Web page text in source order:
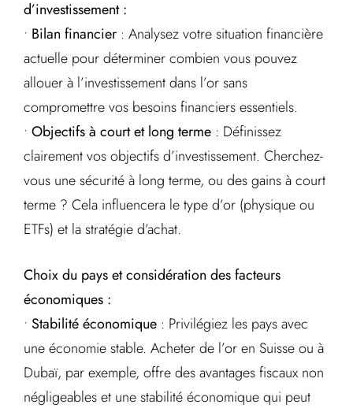
d’investissement :
• Bilan financier : Analysez votre situation financière
actuelle pour déterminer combien vous pouvez
allouer à l’investissement dans l’or sans
compromettre vos besoins financiers essentiels.
• Objectifs à court et long terme : Définissez
clairement vos objectifs d’investissement. Cherchez-
vous une sécurité à long terme, ou des gains à court
terme ? Cela influencera le type d’or (physique ou
ETFs) et la stratégie d’achat.
Choix du pays et considération des facteurs
économiques :
• Stabilité économique : Privilégiez les pays avec
une économie stable. Acheter de l’or en Suisse ou à
Dubaï, par exemple, offre des avantages fiscaux non
négligeables et une stabilité économique qui peut